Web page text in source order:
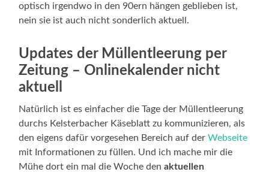
optisch irgendwo in den 90ern hängen geblieben ist,
nein sie ist auch nicht sonderlich aktuell.
Updates der Müllentleerung per
Zeitung – Onlinekalender nicht
aktuell
Natürlich ist es einfacher die Tage der Müllentleerung
durchs Kelsterbacher Käseblatt zu kommunizieren, als
den eigens dafür vorgesehen Bereich auf derWebseite
mit Informationen zu füllen. Und ich mache mir die
Mühe dort ein mal die Woche denaktuellen